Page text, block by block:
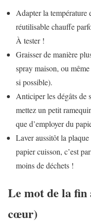
Adapter la température
réutilisable chauffe
À tester !
Graisser de manière
spray maison, ou
si possible).
Anticiper les dégâts de
mettez un petit
que d’employer du
Laver aussitôt la
papier cuisson, c’est
moins de déchets !
Le mot de la
cœur)